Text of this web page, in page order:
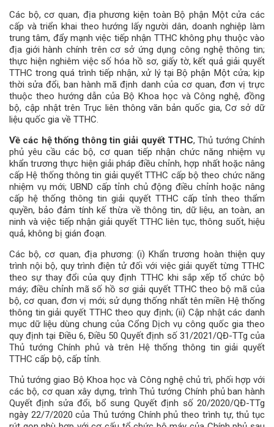
Các bộ, cơ quan, địa phương kiện toàn Bộ phận Một cửa các
cấp và triển khai theo hướng lấy người dân, doanh nghiệp làm
trung tâm, đẩy mạnh việc tiếp nhận TTHC không phụ thuộc vào
địa giới hành chính trên cơ sở ứng dụng công nghệ thông tin;
thực hiện nghiêm việc số hóa hồ sơ, giấy tờ, kết quả giải quyết
TTHC trong quá trình tiếp nhận, xử lý tại Bộ phận Một cửa; kịp
thời sửa đổi, ban hành mã định danh của cơ quan, đơn vị trực
thuộc theo hướng dẫn của Bộ Khoa học và Công nghệ, đồng
bộ, cập nhật trên Trục liên thông văn bản quốc gia, Cơ sở dữ
liệu quốc gia về TTHC.
Về các hệ thống thông tin giải quyết TTHC, Thủ tướng Chính
phủ yêu cầu các bộ, cơ quan tiếp nhận chức năng nhiệm vụ
khẩn trương thực hiện giải pháp điều chỉnh, hợp nhất hoặc nâng
cấp Hệ thống thông tin giải quyết TTHC cấp bộ theo chức năng
nhiệm vụ mới; UBND cấp tỉnh chủ động điều chỉnh hoặc nâng
cấp hệ thống thông tin giải quyết TTHC cấp tỉnh theo thẩm
quyền, bảo đảm tính kế thừa về thông tin, dữ liệu, an toàn, an
ninh và việc tiếp nhận giải quyết TTHC liên tục, thông suốt, hiệu
quả, không bị gián đoạn.
Các bộ, cơ quan, địa phương: (i) Khẩn trương hoàn thiện quy
trình nội bộ, quy trình điện tử đối với việc giải quyết từng TTHC
theo sự thay đổi của quy định TTHC khi sắp xếp tổ chức bộ
máy; điều chỉnh mã số hồ sơ giải quyết TTHC theo bộ mã của
bộ, cơ quan, đơn vị mới; sử dụng thống nhất tên miền Hệ thống
thông tin giải quyết TTHC theo quy định; (ii) Cập nhật các danh
mục dữ liệu dùng chung của Cổng Dịch vụ công quốc gia theo
quy định tại Điều 6, Điều 50 Quyết định số 31/2021/QĐ-TTg của
Thủ tướng Chính phủ và trên Hệ thống thông tin giải quyết
TTHC cấp bộ, cấp tỉnh.
Thủ tướng giao Bộ Khoa học và Công nghệ chủ trì, phối hợp với
các bộ, cơ quan xây dựng, trình Thủ tướng Chính phủ ban hành
Quyết định sửa đổi, bổ sung Quyết định số 20/2020/QĐ-TTg
ngày 22/7/2020 của Thủ tướng Chính phủ theo trình tự, thủ tục